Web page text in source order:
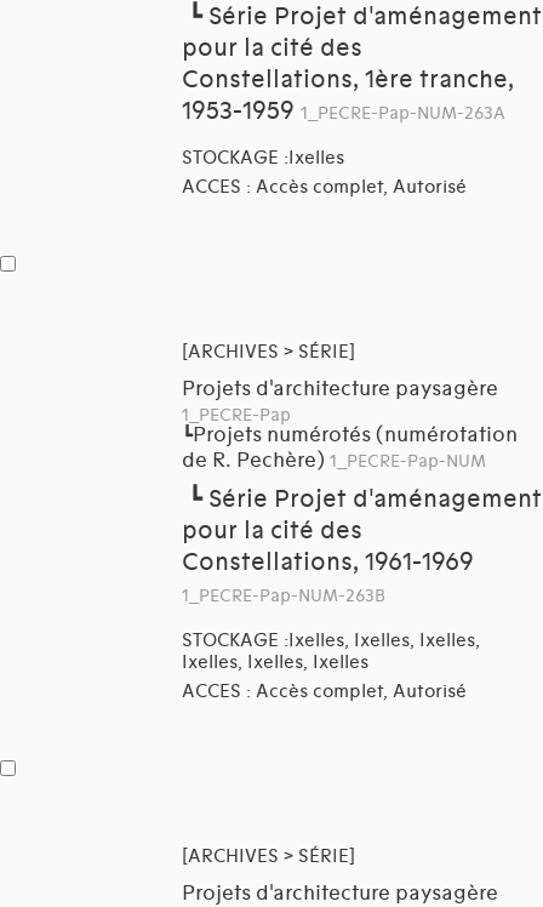
┗ Série Projet d'aménagement
pour la cité des
Constellations, 1ère tranche,
1953-1959 1_PECRE-Pap-NUM-263A
STOCKAGE :Ixelles
ACCES : Accès complet, Autorisé
[ARCHIVES > SÉRIE]
Projets d'architecture paysagère
1_PECRE-Pap
┗Projets numérotés (numérotation
de R. Pechère) 1_PECRE-Pap-NUM
┗ Série Projet d'aménagement
pour la cité des
Constellations, 1961-1969
1_PECRE-Pap-NUM-263B
STOCKAGE :Ixelles, Ixelles, Ixelles,
Ixelles, Ixelles, Ixelles
ACCES : Accès complet, Autorisé
[ARCHIVES > SÉRIE]
Projets d'architecture paysagère